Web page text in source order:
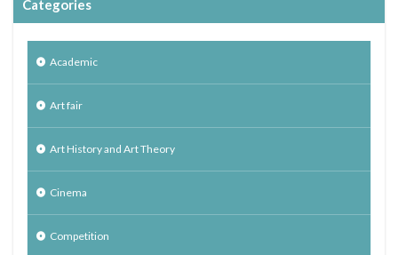
Categories
Academic
Art fair
Art History and Art Theory
Cinema
Competition